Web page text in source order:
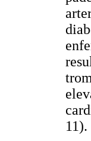
11).